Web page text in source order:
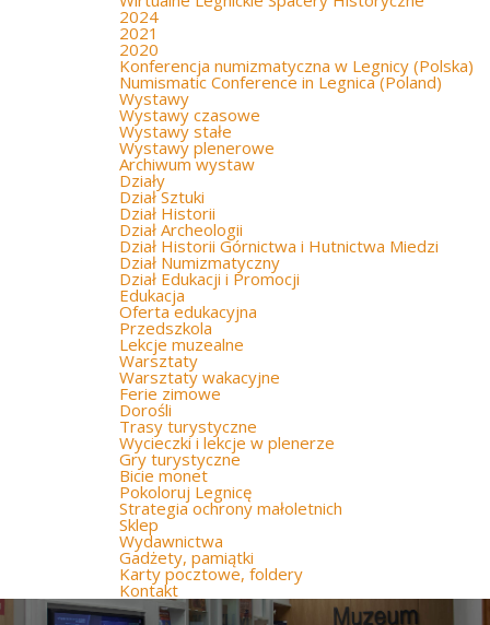
2024
2021
2020
Konferencja numizmatyczna w Legnicy (Polska)
Numismatic Conference in Legnica (Poland)
Wystawy
Wystawy czasowe
Wystawy stałe
Wystawy plenerowe
Archiwum wystaw
Działy
Dział Sztuki
Dział Historii
Dział Archeologii
Dział Historii Górnictwa i Hutnictwa Miedzi
Dział Numizmatyczny
Dział Edukacji i Promocji
Edukacja
Oferta edukacyjna
Przedszkola
Lekcje muzealne
Warsztaty
Warsztaty wakacyjne
Ferie zimowe
Dorośli
Trasy turystyczne
Wycieczki i lekcje w plenerze
Gry turystyczne
Bicie monet
Pokoloruj Legnicę
Strategia ochrony małoletnich
Sklep
Wydawnictwa
Gadżety, pamiątki
Karty pocztowe, foldery
Kontakt